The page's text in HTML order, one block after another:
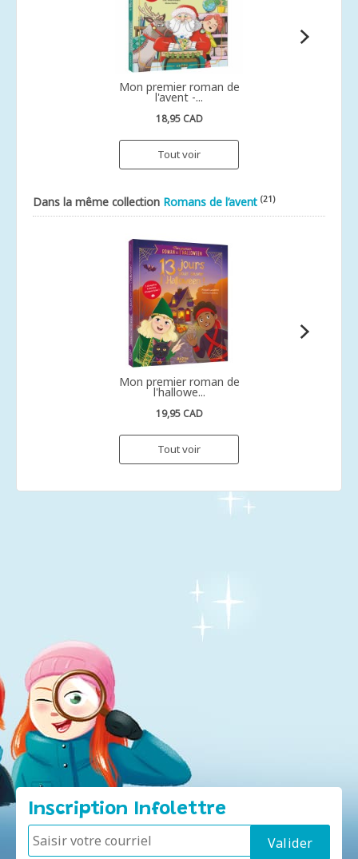
Mon premier roman de
l'avent -...
18,95 CAD
Tout voir
Dans la même collection Romans de l’avent (21)
Mon premier roman de
l'hallowe...
19,95 CAD
Tout voir
Inscription Infolettre